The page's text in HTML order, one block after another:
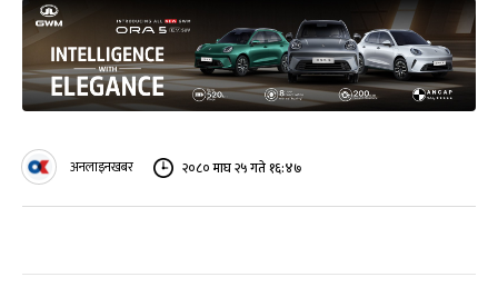
अनलाइनखबर २०८० माघ २५ गते १६:४७